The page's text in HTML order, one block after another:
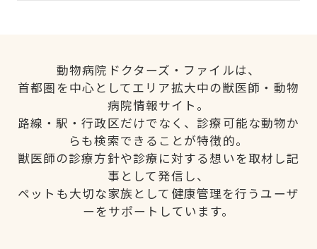
動物病院ドクターズ・ファイルは、
首都圏を中心としてエリア拡大中の獣医師・動物
病院情報サイト。
路線・駅・行政区だけでなく、診療可能な動物か
らも検索できることが特徴的。
獣医師の診療方針や診療に対する想いを取材し記
事として発信し、
ペットも大切な家族として健康管理を行うユーザ
ーをサポートしています。